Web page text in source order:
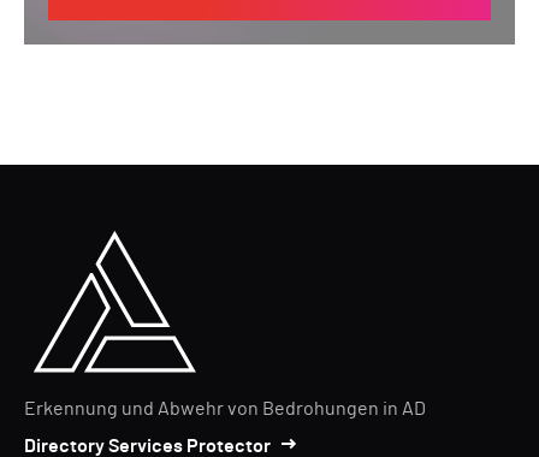
Erkennung und Abwehr von Bedrohungen in AD
Directory Services Protector